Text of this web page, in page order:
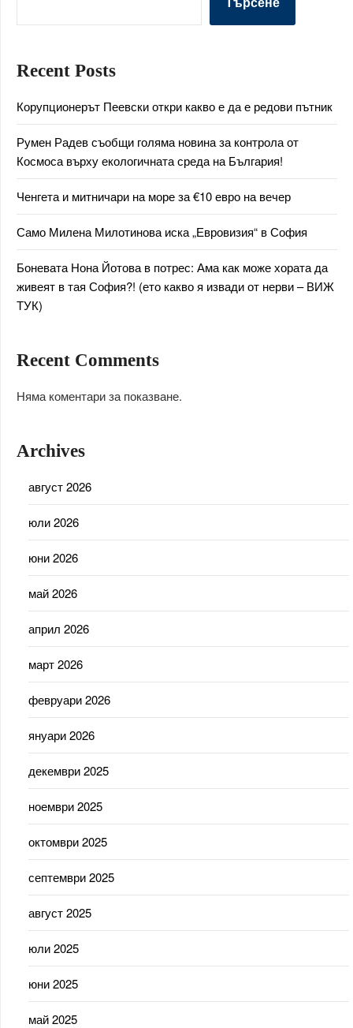
Recent Posts
Корупционерът Пеевски откри какво е да е редови пътник
Румен Радев съобщи голяма новина за контрола от
Космоса върху екологичната среда на България!
Ченгета и митничари на море за €10 евро на вечер
Само Милена Милотинова иска „Евровизия“ в София
Боневата Нона Йотова в потрес: Ама как може хората да
живеят в тая София?! (ето какво я извади от нерви – ВИЖ
ТУК)
Recent Comments
Няма коментари за показване.
Archives
август 2026
юли 2026
юни 2026
май 2026
април 2026
март 2026
февруари 2026
януари 2026
декември 2025
ноември 2025
октомври 2025
септември 2025
август 2025
юли 2025
юни 2025
май 2025